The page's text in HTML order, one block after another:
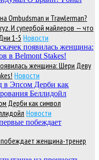
Ombudsman и Trawlerman?
И супербой майлеров — что
1-5 Новости
женщина: Шери Деву
Новости
Дерби как символ
Новости
женщина-тренер